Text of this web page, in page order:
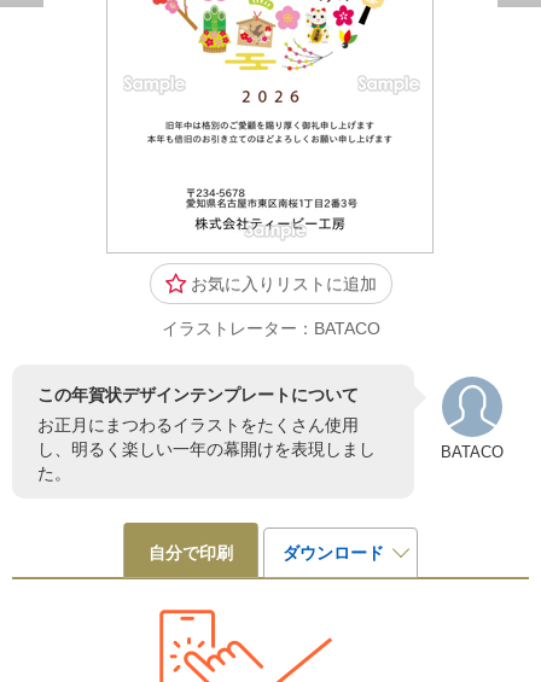
お気に入りリストに追加
イラストレーター：BATACO
BATACO
この年賀状デザインテンプレートについて
お正月にまつわるイラストをたくさん使用
し、明るく楽しい一年の幕開けを表現しまし
た。
自分で印刷 ダウンロード